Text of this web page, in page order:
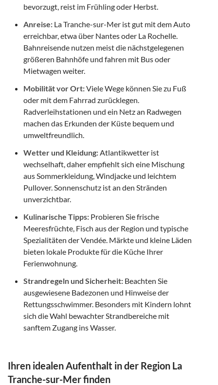
bevorzugt, reist im Frühling oder Herbst.
Anreise: La Tranche-sur-Mer ist gut mit dem Auto
erreichbar, etwa über Nantes oder La Rochelle.
Bahnreisende nutzen meist die nächstgelegenen
größeren Bahnhöfe und fahren mit Bus oder
Mietwagen weiter.
Mobilität vor Ort:Viele Wege können Sie zu Fuß
oder mit dem Fahrrad zurücklegen.
Radverleihstationen und ein Netz an Radwegen
machen das Erkunden der Küste bequem und
umweltfreundlich.
Wetter und Kleidung: Atlantikwetter ist
wechselhaft, daher empfiehlt sich eine Mischung
aus Sommerkleidung, Windjacke und leichtem
Pullover. Sonnenschutz ist an den Stränden
unverzichtbar.
Kulinarische Tipps: Probieren Sie frische
Meeresfrüchte, Fisch aus der Region und typische
Spezialitäten der Vendée. Märkte und kleine Läden
bieten lokale Produkte für die Küche Ihrer
Ferienwohnung.
Strandregeln und Sicherheit: Beachten Sie
ausgewiesene Badezonen und Hinweise der
Rettungsschwimmer. Besonders mit Kindern lohnt
sich die Wahl bewachter Strandbereiche mit
sanftem Zugang ins Wasser.
Ihren idealen Aufenthalt in der Region La
Tranche-sur-Mer finden